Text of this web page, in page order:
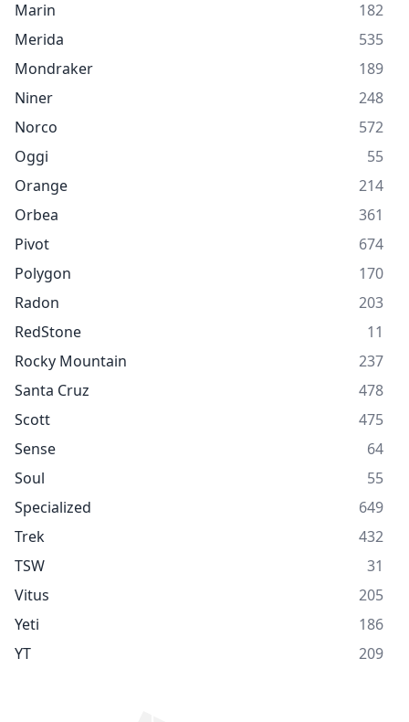
Marin
182
Merida
535
Mondraker
189
Niner
248
Norco
572
Oggi
55
Orange
214
Orbea
361
Pivot
674
Polygon
170
Radon
203
RedStone
11
Rocky Mountain
237
Santa Cruz
478
Scott
475
Sense
64
Soul
55
Specialized
649
Trek
432
TSW
31
Vitus
205
Yeti
186
YT
209